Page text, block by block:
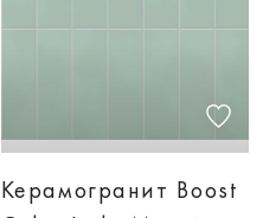
Керамогранит Boost